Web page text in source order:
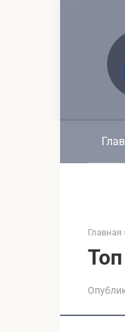
Главная